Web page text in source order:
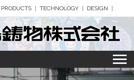
PRODUCTS TECHNOLOGY DESIGN